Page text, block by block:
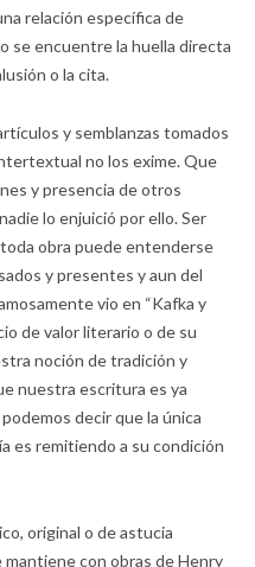
relación específica de
se encuentre la huella directa
o la cita.
y semblanzas tomados
no los exime. Que
y presencia de otros
lo enjuició por ello. Ser
obra puede entenderse
y presentes y aun del
vio en “Kafka y
de valor literario o de su
noción de tradición y
nuestra escritura es ya
decir que la única
es remitiendo a su condición
original o de astucia
con obras de Henry